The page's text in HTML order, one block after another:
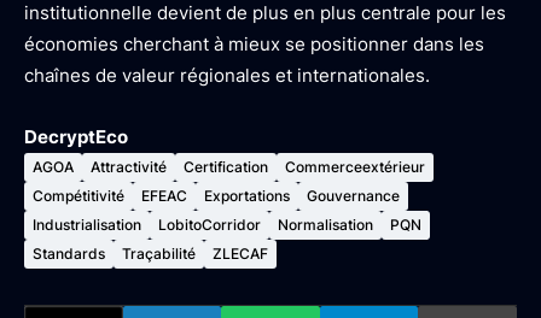
institutionnelle devient de plus en plus centrale pour les
économies cherchant à mieux se positionner dans les
chaînes de valeur régionales et internationales.
DecryptEco
AGOA Attractivité Certification
Commerceextérieur
Compétitivité
EFEAC Exportations
Gouvernance
Industrialisation
LobitoCorridor Normalisation
PQN
Standards
Traçabilité ZLECAF